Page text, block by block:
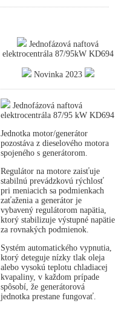
Jednofázová naftová
elektrocentrála 87/95kW KD694
Novinka 2023
Jednofázová naftová
elektrocentrála 87/95 kW KD694
Jednotka motor/generátor
pozostáva z dieselového motora
spojeného s generátorom.
Regulátor na motore zaisťuje
stabilnú prevádzkovú rýchlosť
pri meniacich sa podmienkach
zaťaženia a generátor je
vybavený regulátorom napätia,
ktorý stabilizuje výstupné napätie
za rovnakých podmienok.
Systém automatického vypnutia,
ktorý deteguje nízky tlak oleja
alebo vysokú teplotu chladiacej
kvapaliny, v každom prípade
spôsobí, že generátorová
jednotka prestane fungovať.